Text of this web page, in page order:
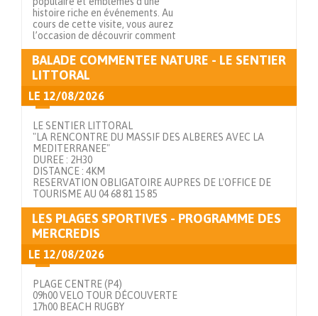
histoire riche en événements. Au
cours de cette visite, vous aurez
l’occasion de découvrir comment
BALADE COMMENTEE NATURE - LE SENTIER
LITTORAL
LE 12/08/2026
LE SENTIER LITTORAL
"LA RENCONTRE DU MASSIF DES ALBERES AVEC LA
MEDITERRANEE"
DUREE : 2H30
DISTANCE : 4KM
RESERVATION OBLIGATOIRE AUPRES DE L'OFFICE DE
TOURISME AU 04 68 81 15 85
LES PLAGES SPORTIVES - PROGRAMME DES
MERCREDIS
LE 12/08/2026
PLAGE CENTRE (P4)
09h00 VELO TOUR DÉCOUVERTE
17h00 BEACH RUGBY